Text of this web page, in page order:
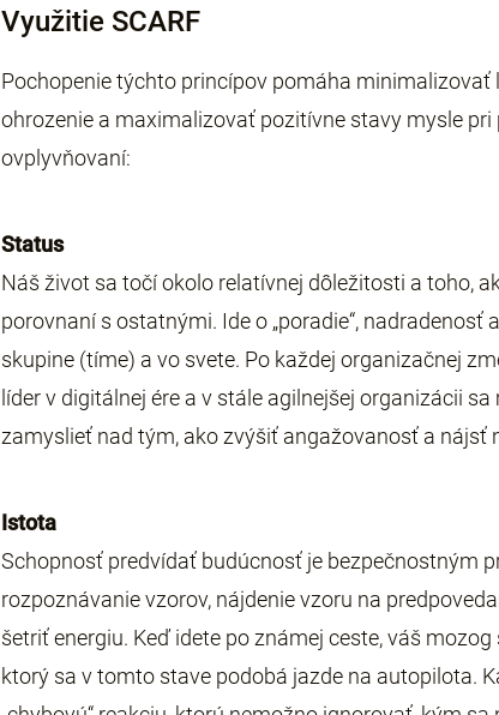
Využitie SCARF
Pochopenie týchto princípov pomáha minimalizovať
ohrozenie a maximalizovať pozitívne stavy mysle
ovplyvňovaní:
Status
Náš život sa točí okolo relatívnej dôležitosti a toho,
porovnaní s ostatnými. Ide o „poradie“, nadradenosť
skupine (tíme) a vo svete. Po každej organizačnej
líder v digitálnej ére a v stále agilnejšej organizácii
zamyslieť nad tým, ako zvýšiť angažovanosť a nájsť
Istota
Schopnosť predvídať budúcnosť je bezpečnostným
rozpoznávanie vzorov, nájdenie vzoru na
šetriť energiu. Keď idete po známej ceste, váš
ktorý sa v tomto stave podobá jazde na autopilota.